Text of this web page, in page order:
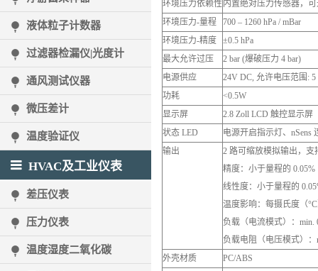
液体粒子计数器
过滤器检漏仪|光度计
通风测试仪器
微压差计
温度验证仪
HVAC及工业仪表
差压仪表
压力仪表
温度湿度二氧化碳
环境压力依赖性 内置绝对压力传感器，
环境压力-量程
700 – 1260 hPa / mBar
环境压力-精度
±0.5 hPa
最大允许过压
2 bar (爆破压力 4 bar)
电源供应
24V DC, 允许电压范围: 5
功耗
<0.5W
显示屏
2.8 Zoll LCD 触控显示屏
状态 LED
电源开启指示灯、nSens
输出
2 路可缩放模拟输出，支
精度：小于量程的 0.05%
线性度：小于量程的
温度影响：每摄氏度（
负载（电流模式）：min.
负载电阻（电压模式）
外壳材质
PC/ABS